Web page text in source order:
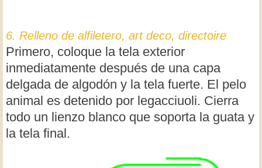
6. Relleno de alfiletero, art deco, directoire
Primero, coloque la tela exterior
inmediatamente después de una capa
delgada de algodón y la tela fuerte. El pelo
animal es detenido por legacciuoli. Cierra
todo un lienzo blanco que soporta la guata y
la tela final.